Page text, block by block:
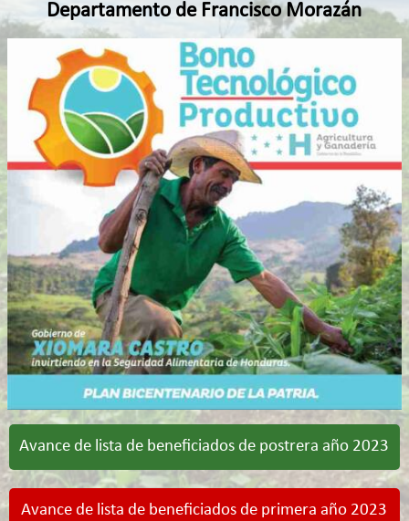
Departamento de Francisco Morazán
Avance de lista de beneficiados de postrera año 2023
Avance de lista de beneficiados de primera año 2023